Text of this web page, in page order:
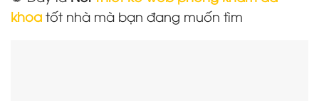
khoa tốt nhà mà bạn đang muốn tìm